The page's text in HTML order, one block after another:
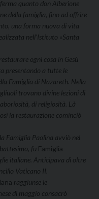
quanto don Alberione
della famiglia, fino ad offrire
una forma nuova di vita
nell’Istituto «Santa
ogni cosa in Gesù
presentando a tutte le
Famiglia di Nazareth. Nella
trovano divine lezioni di
di religiosi­tà. Là
la re­staurazione cominciò
Famiglia Pao­lina avviò nel
fu Famiglia
italiane. Anticipava di oltre
Vaticano II.
raggiunse le
di maggio consacrò